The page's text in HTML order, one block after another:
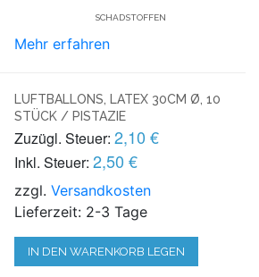
SCHADSTOFFEN
Mehr erfahren
LUFTBALLONS, LATEX 30CM Ø, 10
STÜCK / PISTAZIE
Zuzügl. Steuer: 2,10 €
Inkl. Steuer: 2,50 €
zzgl.Versandkosten
Lieferzeit: 2-3 Tage
IN DEN WARENKORB LEGEN